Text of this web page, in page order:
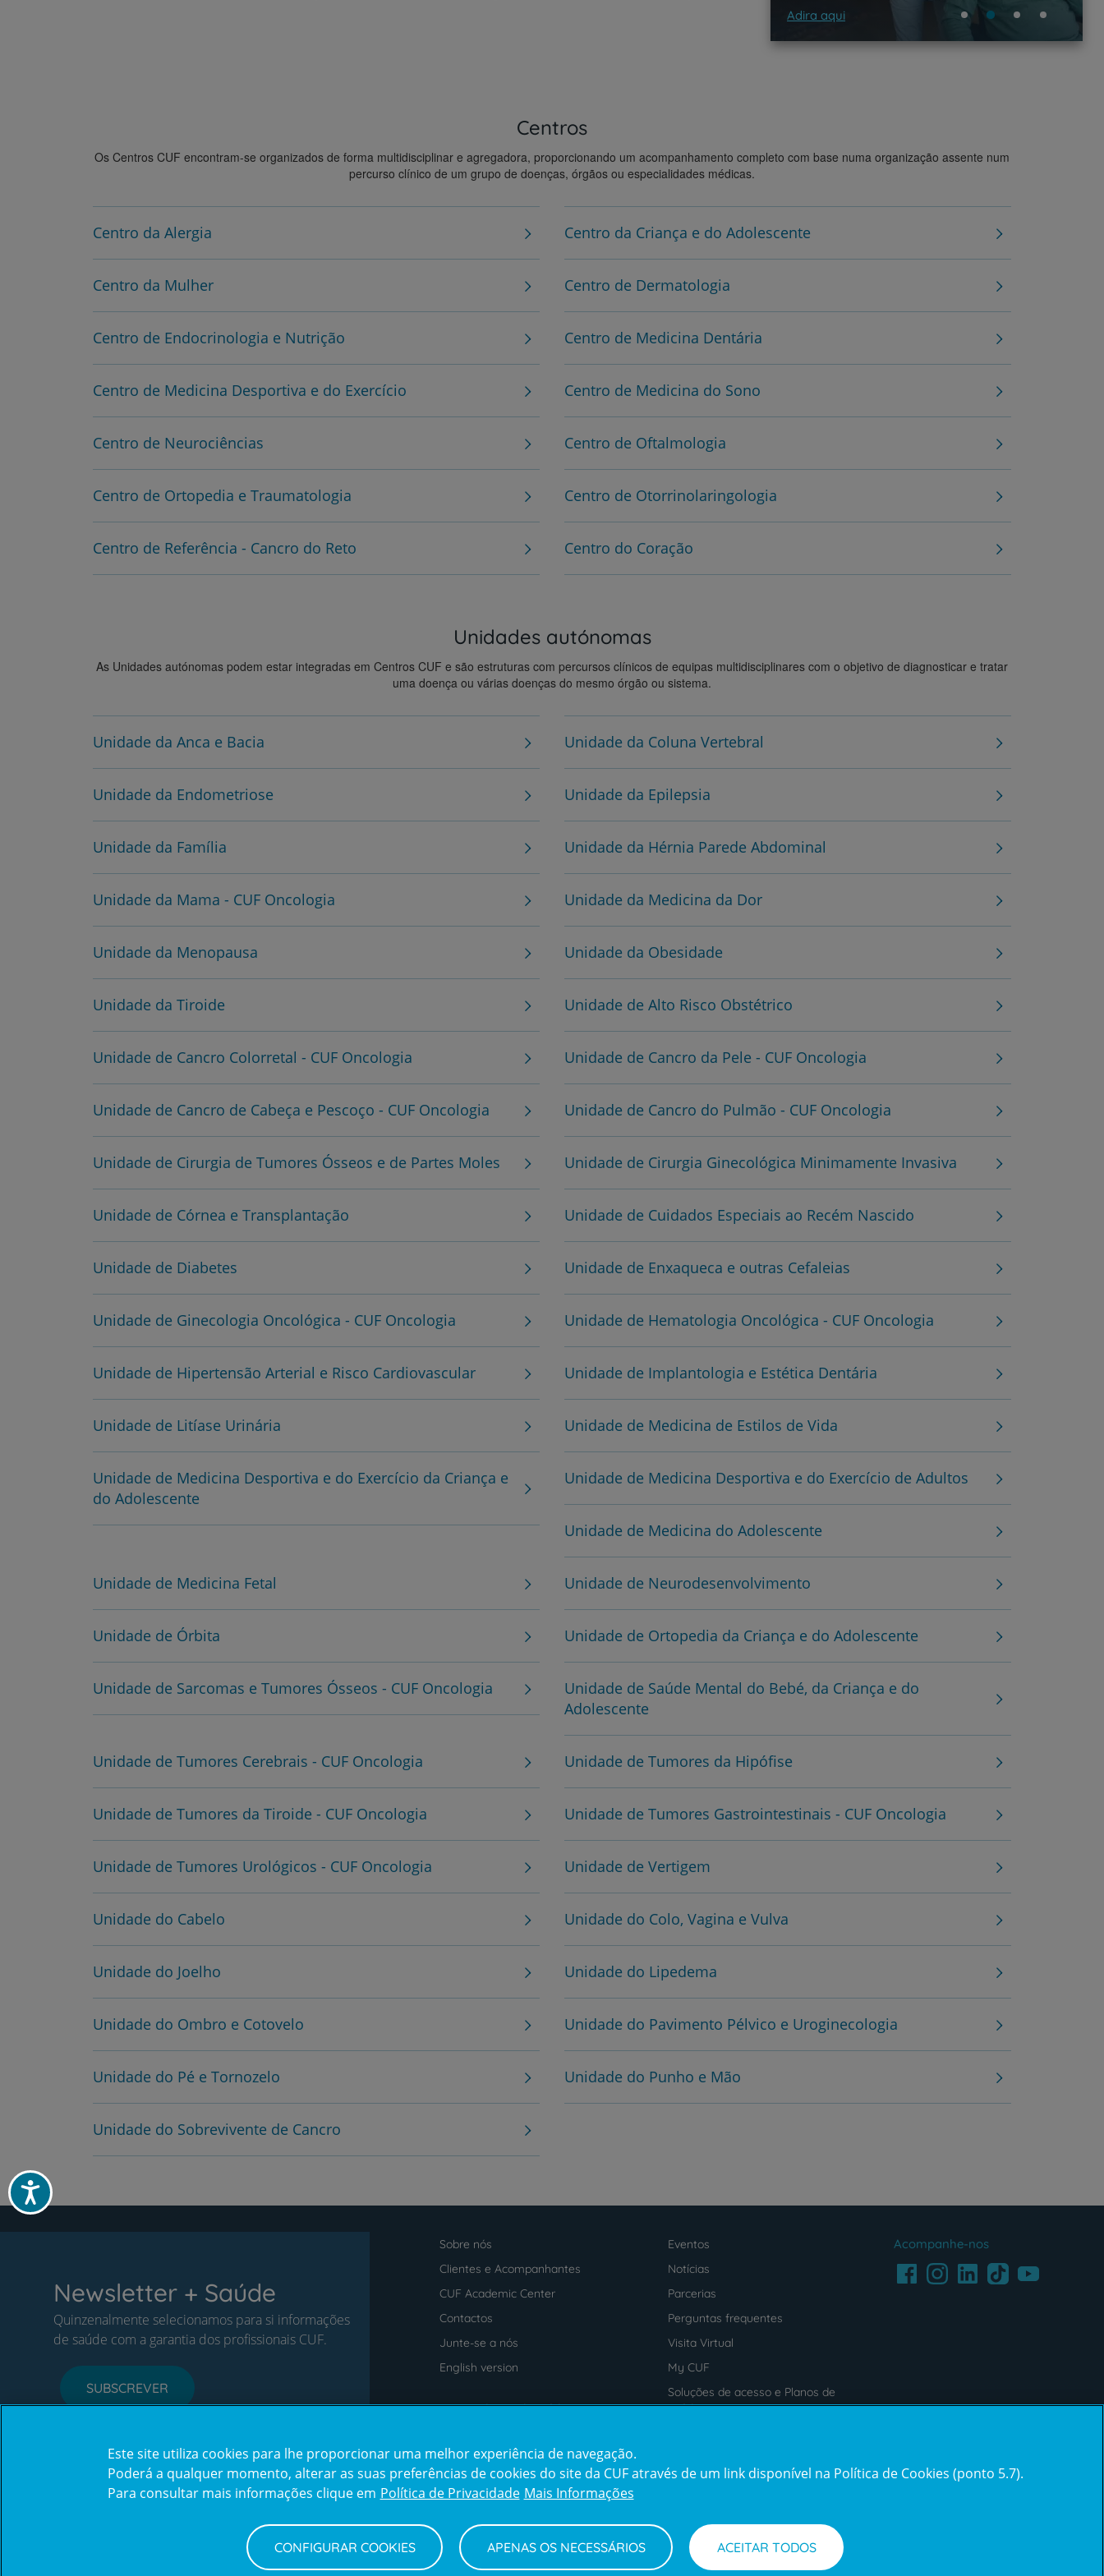
Acessibilidade
Prevenção e bem-estar
Grandes Áreas da Saúde
Serviços CUF
Plano +CUF
My CUF
Clientes e acompanhantes
CUF Academic Center
Para profissionais
Sobre nós
Contacte-nos
Adira aqui
Centros
Os Centros CUF encontram-se organizados de forma multidisciplinar e agregadora, proporcionando um acompanhamento completo com base numa organização assente num
percurso clínico de um grupo de doenças, órgãos ou especialidades médicas.
Centro da Alergia Centro da Criança e do Adolescente
Centro da Mulher Centro de Dermatologia
Centro de Endocrinologia e Nutrição Centro de Medicina Dentária
Centro de Medicina Desportiva e do Exercício Centro de Medicina do Sono
Centro de Neurociências Centro de Oftalmologia
Centro de Ortopedia e Traumatologia Centro de Otorrinolaringologia
Centro de Referência - Cancro do Reto Centro do Coração
Unidades autónomas
As Unidades autónomas podem estar integradas em Centros CUF e são estruturas com percursos clínicos de equipas multidisciplinares com o objetivo de diagnosticar e tratar
uma doença ou várias doenças do mesmo órgão ou sistema.
Unidade da Anca e Bacia Unidade da Coluna Vertebral
Unidade da Endometriose Unidade da Epilepsia
Unidade da Família Unidade da Hérnia Parede Abdominal
Unidade da Mama - CUF Oncologia Unidade da Medicina da Dor
Unidade da Menopausa Unidade da Obesidade
Unidade da Tiroide Unidade de Alto Risco Obstétrico
Unidade de Cancro Colorretal - CUF Oncologia Unidade de Cancro da Pele - CUF Oncologia
Unidade de Cancro de Cabeça e Pescoço - CUF Oncologia Unidade de Cancro do Pulmão - CUF Oncologia
Unidade de Cirurgia de Tumores Ósseos e de Partes Moles Unidade de Cirurgia Ginecológica Minimamente Invasiva
Unidade de Córnea e Transplantação Unidade de Cuidados Especiais ao Recém Nascido
Unidade de Diabetes Unidade de Enxaqueca e outras Cefaleias
Unidade de Ginecologia Oncológica - CUF Oncologia Unidade de Hematologia Oncológica - CUF Oncologia
Unidade de Hipertensão Arterial e Risco Cardiovascular Unidade de Implantologia e Estética Dentária
Unidade de Litíase Urinária Unidade de Medicina de Estilos de Vida
Unidade de Medicina Desportiva e do Exercício da Criança e
do Adolescente
Unidade de Medicina Desportiva e do Exercício de Adultos
Unidade de Medicina do Adolescente
Unidade de Medicina Fetal Unidade de Neurodesenvolvimento
Unidade de Órbita Unidade de Ortopedia da Criança e do Adolescente
Unidade de Sarcomas e Tumores Ósseos - CUF Oncologia
Unidade de Saúde Mental do Bebé, da Criança e do
Adolescente
Unidade de Tumores Cerebrais - CUF Oncologia Unidade de Tumores da Hipófise
Unidade de Tumores da Tiroide - CUF Oncologia Unidade de Tumores Gastrointestinais - CUF Oncologia
Unidade de Tumores Urológicos - CUF Oncologia Unidade de Vertigem
Unidade do Cabelo Unidade do Colo, Vagina e Vulva
Unidade do Joelho Unidade do Lipedema
Unidade do Ombro e Cotovelo Unidade do Pavimento Pélvico e Uroginecologia
Unidade do Pé e Tornozelo Unidade do Punho e Mão
Unidade do Sobrevivente de Cancro
Newsletter + Saúde
Quinzenalmente selecionamos para si informações
de saúde com a garantia dos profissionais CUF.
SUBSCREVER
footer
Sobre nós
Eventos
Clientes e Acompanhantes
Notícias
CUF Academic Center
Parcerias
Contactos
Perguntas frequentes
Junte-se a nós
Visita Virtual
English version
My CUF
Intermediação de Crédito
Soluções de acesso e Planos de
saúde
Acompanhe-nos
FacebookInstagramLinkedInTikTokYoutube
Prémios Certificações
Reclamações e Elogios
Configurar Cookies Termos e Condições Declaração de Acessibilidade Canal de Denúncias
Este site utiliza cookies para lhe proporcionar uma melhor experiência de navegação.
Poderá a qualquer momento, alterar as suas preferências de cookies do site da CUF através de um link disponível na Política de Cookies (ponto 5.7).
Para consultar mais informações clique em Política de Privacidade Mais Informações
CONFIGURAR COOKIES APENAS OS NECESSÁRIOS ACEITAR TODOS